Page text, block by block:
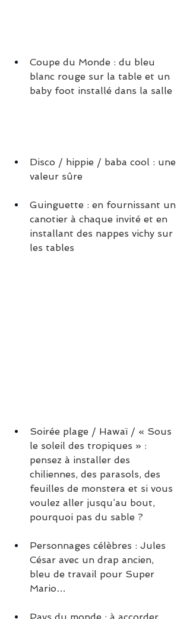
Coupe du Monde : du bleu
blanc rouge sur la table et un
baby foot installé dans la salle
Disco / hippie / baba cool : une
valeur sûre
Guinguette : en fournissant un
canotier à chaque invité et en
installant des nappes vichy sur
les tables
Soirée plage / Hawaï / « Sous
le soleil des tropiques » :
pensez à installer des
chiliennes, des parasols, des
feuilles de monstera et si vous
voulez aller jusqu’au bout,
pourquoi pas du sable ?
Personnages célèbres : Jules
César avec un drap ancien,
bleu de travail pour Super
Mario…